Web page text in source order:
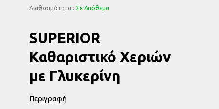
Διαθεσιμότητα : Σε Απόθεμα
SUPERIOR
Καθαριστικό Χεριών
με Γλυκερίνη
Περιγραφή